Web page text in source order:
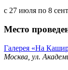
с 27 июля по 8
Место
Галерея «На
Москва, ул.